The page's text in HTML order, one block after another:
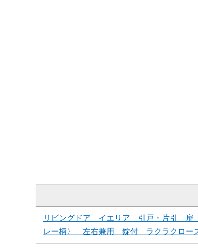
リビングドア イエリア 引戸・片引
レー柄〉 左右兼用 錠付 ラクラクロー